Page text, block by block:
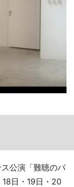
公演「難聴のパ
日・19日・20